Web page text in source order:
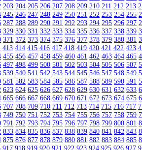
203 204 205 206 207 208 209 210 211 212 213
245 246 247 248 249 250 251 252 253 254 255
287 288 289 290 291 292 293 294 295 296 297
329 330 331 332 333 334 335 336 337 338 339
371 372 373 374 375 376 377 378 379 380 381
413 414 415 416 417 418 419 420 421 422 423
455 456 457 458 459 460 461 462 463 464 465
497 498 499 500 501 502 503 504 505 506 507
539 540 541 542 543 544 545 546 547 548 549
581 582 583 584 585 586 587 588 589 590 591
623 624 625 626 627 628 629 630 631 632 633
665 666 667 668 669 670 671 672 673 674 675
707 708 709 710 711 712 713 714 715 716 717
749 750 751 752 753 754 755 756 757 758 759
791 792 793 794 795 796 797 798 799 800 801
833 834 835 836 837 838 839 840 841 842 843
875 876 877 878 879 880 881 882 883 884 885
917 918 919 920 921 922 923 924 925 926 927